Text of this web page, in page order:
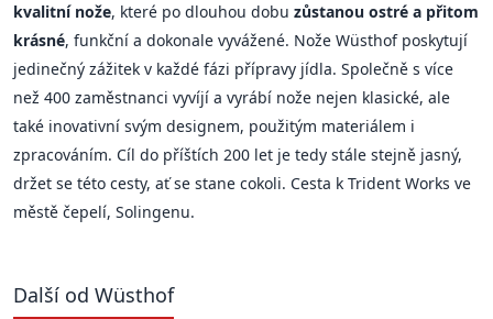
kvalitní nože, které po dlouhou dobu zůstanou ostré a přitom
krásné, funkční a dokonale vyvážené. Nože Wüsthof poskytují
jedinečný zážitek v každé fázi přípravy jídla. Společně s více
než 400 zaměstnanci vyvíjí a vyrábí nože nejen klasické, ale
také inovativní svým designem, použitým materiálem i
zpracováním. Cíl do příštích 200 let je tedy stále stejně jasný,
držet se této cesty, ať se stane cokoli. Cesta k Trident Works ve
městě čepelí, Solingenu.
Další od Wüsthof